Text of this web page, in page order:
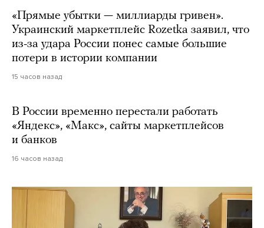
«Прямые убытки — миллиарды гривен».
Украинский маркетплейс Rozetka заявил, что
из-за удара России понес самые большие
потери в истории компании
15 часов назад
В России временно перестали работать
«Яндекс», «Макс», сайты маркетплейсов
и банков
16 часов назад